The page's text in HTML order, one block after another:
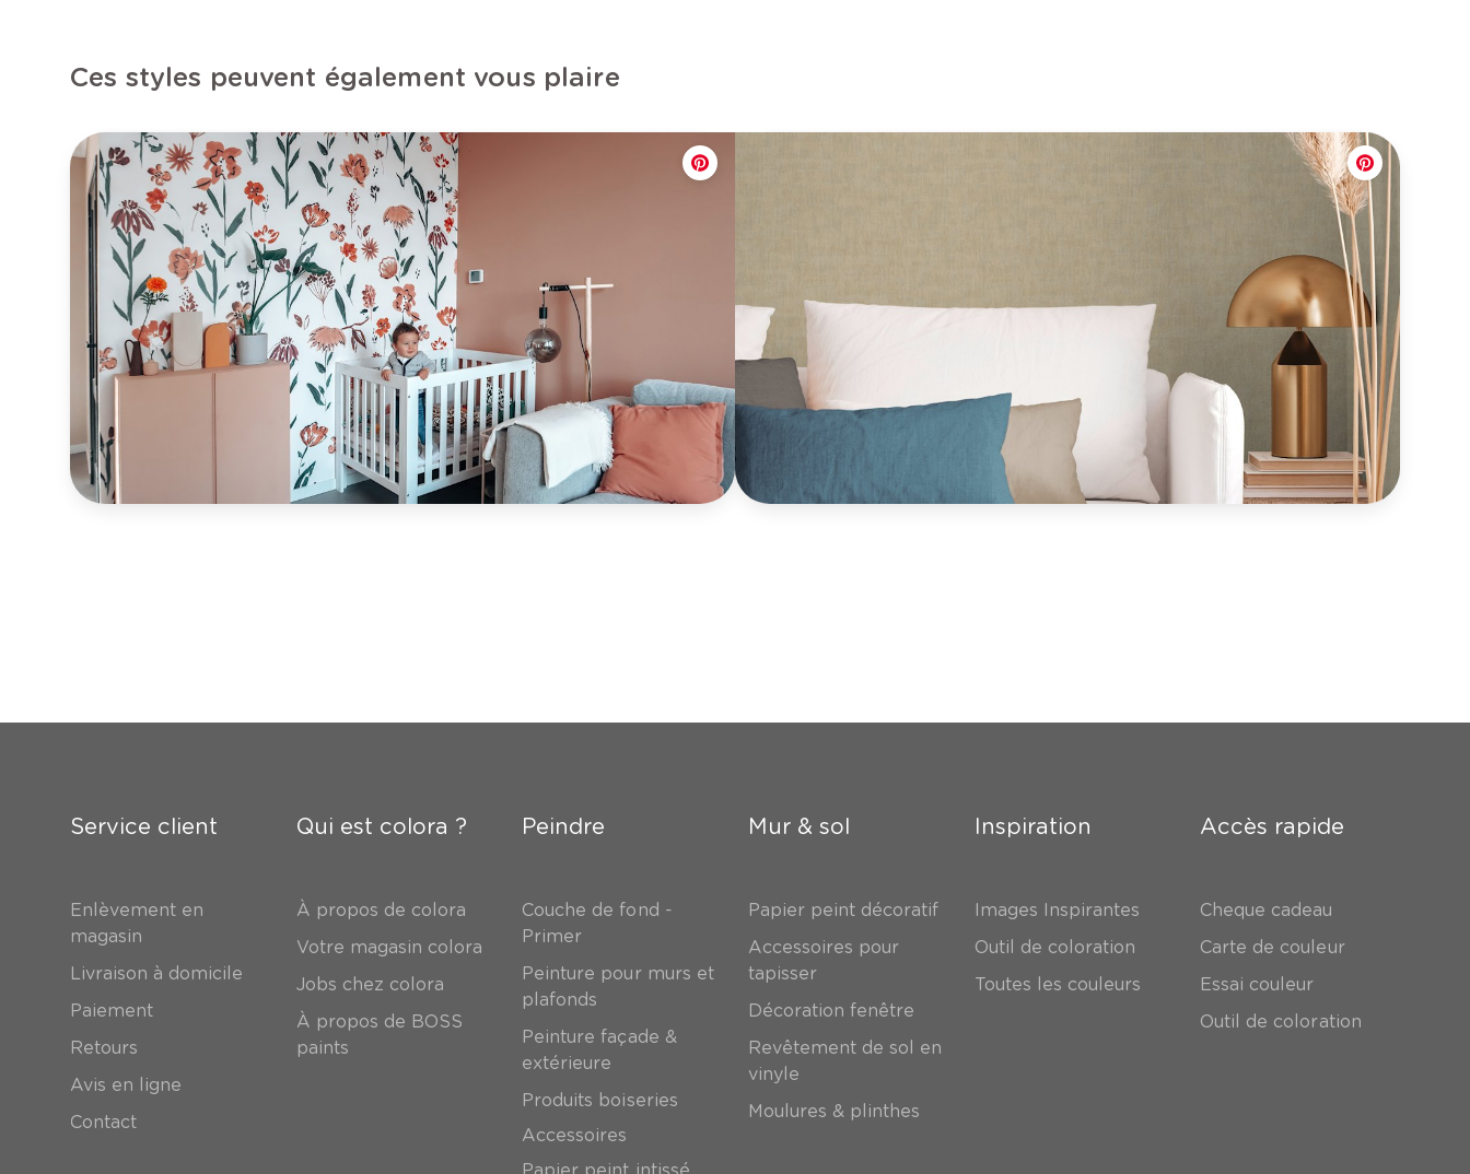
Ces styles peuvent également vous plaire
Service client
Enlèvement en
magasin
Livraison à domicile
Paiement
Retours
Avis en ligne
Contact
Qui est colora ?
À propos de colora
Votre magasin colora
Jobs chez colora
À propos de BOSS
paints
Peindre
Couche de fond -
Primer
Peinture pour murs et
plafonds
Peinture façade &
extérieure
Produits boiseries
Accessoires
Papier peint intissé
Mur & sol
Papier peint décoratif
Accessoires pour
tapisser
Décoration fenêtre
Revêtement de sol en
vinyle
Moulures & plinthes
Inspiration
Images Inspirantes
Outil de coloration
Toutes les couleurs
Accès rapide
Cheque cadeau
Carte de couleur
Essai couleur
Outil de coloration